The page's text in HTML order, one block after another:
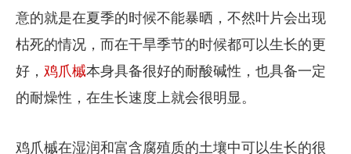
意的就是在夏季的时候不能暴晒，不然叶片会出现
枯死的情况，而在干旱季节的时候都可以生长的更
好， 鸡爪槭本身具备很好的耐酸碱性，也具备一定
的耐燥性，在生长速度上就会很明显。
鸡爪槭在湿润和富含腐殖质的土壤中可以生长的很